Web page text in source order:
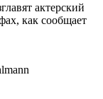
актерский
как сообщает